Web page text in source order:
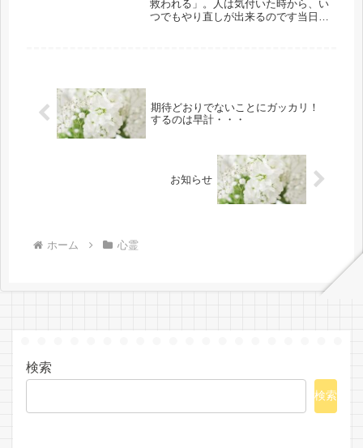
救われる」。人は気付いた時から、い
つでもやり直しが出来るのです当日
期待どおりでないことにガッカリ！
するのは早計・・・
お知らせ
ホーム 心霊
検索
検索